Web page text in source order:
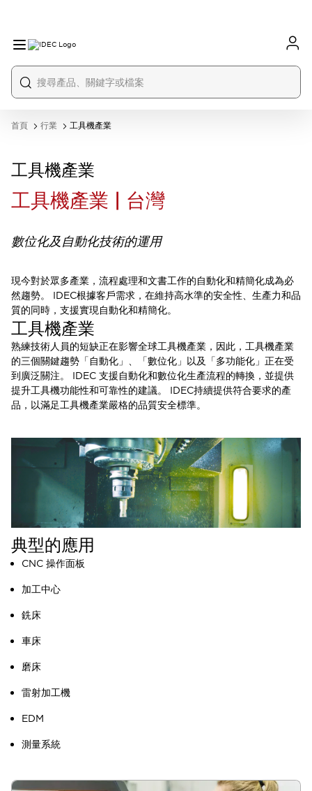
首頁 行業 工具機產業
工具機產業
工具機產業 | 台灣
數位化及自動化技術的運用
現今對於眾多產業，流程處理和文書工作的自動化和精簡化成為必
然趨勢。 IDEC根據客戶需求，在維持高水準的安全性、生產力和品
質的同時，支援實現自動化和精簡化。
工具機產業
熟練技術人員的短缺正在影響全球工具機產業，因此，工具機產業
的三個關鍵趨勢「自動化」、「數位化」以及「多功能化」正在受
到廣泛關注。 IDEC 支援自動化和數位化生產流程的轉換，並提供
提升工具機功能性和可靠性的建議。 IDEC持續提供符合要求的產
品，以滿足工具機產業嚴格的品質安全標準。
典型的應用
CNC 操作面板
加工中心
銑床
車床
磨床
雷射加工機
EDM
測量系統